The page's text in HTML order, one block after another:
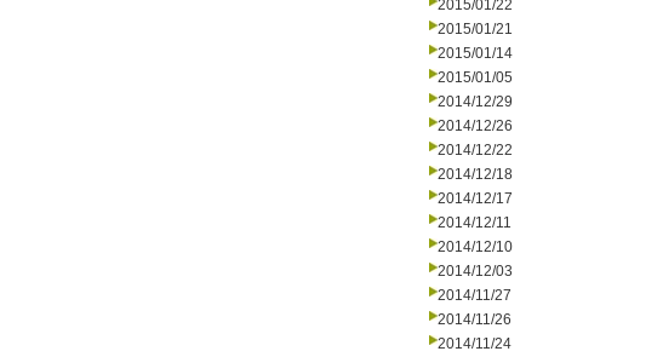
2015/01/22
2015/01/21
2015/01/14
2015/01/05
2014/12/29
2014/12/26
2014/12/22
2014/12/18
2014/12/17
2014/12/11
2014/12/10
2014/12/03
2014/11/27
2014/11/26
2014/11/24